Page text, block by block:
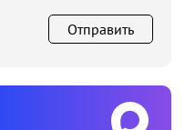
Отправить